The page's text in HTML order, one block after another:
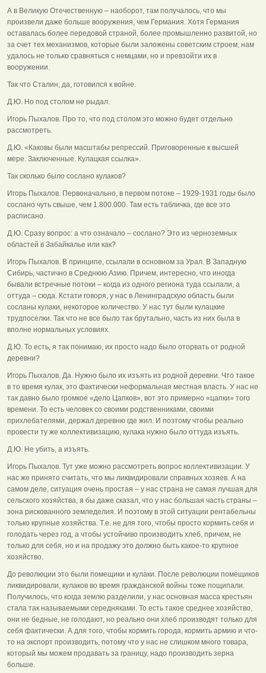
А в Великую Отечественную – наоборот, там получалось, что мы
произвели даже больше вооружения, чем Германия. Хотя Германия
оставалась более передовой страной, более промышленно развитой, но
за счет тех механизмов, которые были заложены советским строем, нам
удалось не только сравняться с немцами, но и превзойти их в
вооружении.
Так что Сталин, да, готовился к войне.
Д.Ю. Но под столом не рыдал.
Игорь Пыхалов. Про то, что под столом это можно будет отдельно
рассмотреть.
Д.Ю. «Каковы были масштабы репрессий. Приговоренные к высшей
мере. Заключенные. Кулацкая ссылка».
Так сколько было сослано кулаков?
Игорь Пыхалов. Первоначально, в первом потоке – 1929-1931 годы было
сослано чуть свыше, чем 1.800.000. Там есть табличка, где все это
расписано.
Д.Ю. Сразу вопрос: а что означало – сослано? Это из черноземных
областей в Забайкалье или как?
Игорь Пыхалов. В принципе, ссылали в основном за Урал. В Западную
Сибирь, частично в Среднюю Азию. Причем, интересно, что иногда
бывали встречные потоки – когда из одного региона туда ссылали, а
оттуда – сюда. Кстати говоря, у нас в Ленинградскую область были
сосланы кулаки, некоторое количество. У нас тут были кулацкие
трудпоселки. Так что не все было так брутально, часть из них была в
вполне нормальных условиях.
Д.Ю. То есть, я так понимаю, их просто надо было оторвать от родной
деревни?
Игорь Пыхалов. Да. Нужно было их изъять из родной деревни. Что такое
в то время кулак, это фактически неформальная местная власть. У нас не
так давно было громкое «дело Цапков», вот это примерно «цапки» того
времени. То есть человек со своими родственниками, своими
прихлебателями, держал деревню где жил. И поэтому чтобы реально
провести ту же коллективизацию, кулака нужно было оттуда изъять.
Д.Ю. Не убить, а изъять.
Игорь Пыхалов. Тут уже можно рассмотреть вопрос коллективизации. У
нас же принято считать, что мы ликвидировали справных хозяев. А на
самом деле, ситуация очень простая – у нас страна не самая лучшая для
сельского хозяйства, я бы даже сказал, что у нас большая часть страны –
зона рискованного земледелия. И поэтому в этой ситуации рентабельны
только крупные хозяйства. Т.е. не для того, чтобы просто кормить себя и
голодать через год, а чтобы устойчиво производить хлеб, причем, не
только для себя, но и на продажу это должно быть какое-то крупное
хозяйство.
До революции это были помещики и кулаки. После революции помещиков
ликвидировали, кулаков во время гражданской войны тоже пощипали.
Получилось, что когда землю разделили, у нас основная масса крестьян
стала так называемыми середняками. То есть такое среднее хозяйство,
они не бедные, не голодают, но реально они хлеб производят только для
себя фактически. А для того, чтобы кормить города, кормить армию и что-
то на экспорт производить, потому что у нас не слишком много товара,
который мы можем продавать за границу, надо производить зерна
больше.